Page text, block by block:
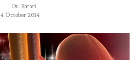
Dr. Batari
4 October 2014